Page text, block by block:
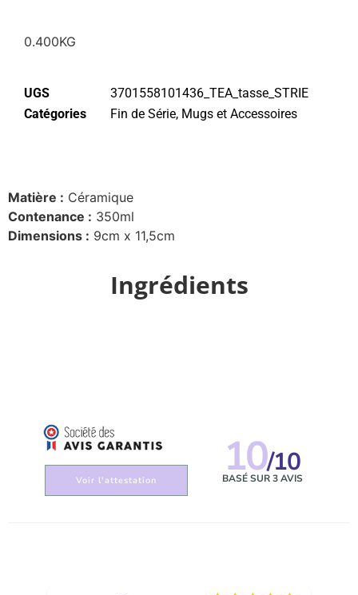
0.400KG
UGS
3701558101436_TEA_tasse_STRIE
Catégories
Fin de Série, Mugs et Accessoires
Matière : Céramique
Contenance : 350ml
Dimensions : 9cm x 11,5cm
Ingrédients
Voir l'attestation 10/10
BASÉ SUR 3 AVIS